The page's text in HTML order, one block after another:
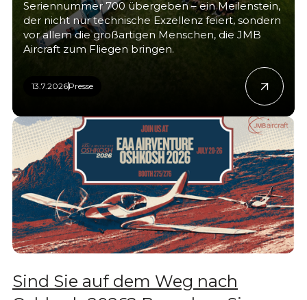
Seriennummer 700 übergeben – ein Meilenstein,
der nicht nur technische Exzellenz feiert, sondern
vor allem die großartigen Menschen, die JMB
Aircraft zum Fliegen bringen.
13.7.2026Presse
Sind Sie auf dem Weg nach